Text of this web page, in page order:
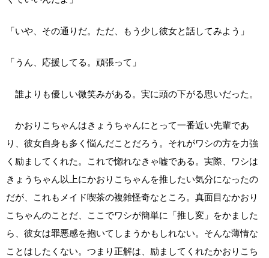
「いや、その通りだ。ただ、もう少し彼女と話してみよう」
「うん、応援してる。頑張って」
誰よりも優しい微笑みがある。実に頭の下がる思いだった。
かおりこちゃんはきょうちゃんにとって一番近い先輩であ
り、彼女自身も多く悩んだことだろう。それがワシの方を力強
く励ましてくれた。これで惚れなきゃ嘘である。実際、ワシは
きょうちゃん以上にかおりこちゃんを推したい気分になったの
だが、これもメイド喫茶の複雑怪奇なところ。真面目なかおり
こちゃんのことだ、ここでワシが簡単に「推し変」をかました
ら、彼女は罪悪感を抱いてしまうかもしれない。そんな薄情な
ことはしたくない。つまり正解は、励ましてくれたかおりこち